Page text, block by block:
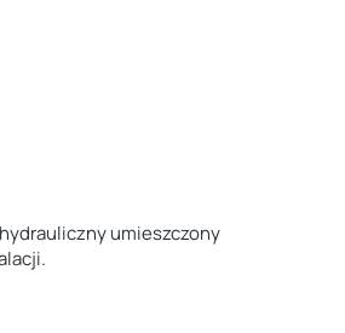
umieszczony